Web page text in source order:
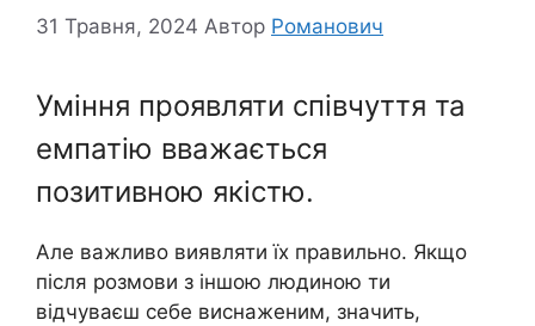
31 Травня, 2024 Автор Романович
Уміння проявляти співчуття та
емпатію вважається
позитивною якістю.
Але важливо виявляти їх правильно. Якщо
після розмови з іншою людиною ти
відчуваєш себе виснаженим, значить,